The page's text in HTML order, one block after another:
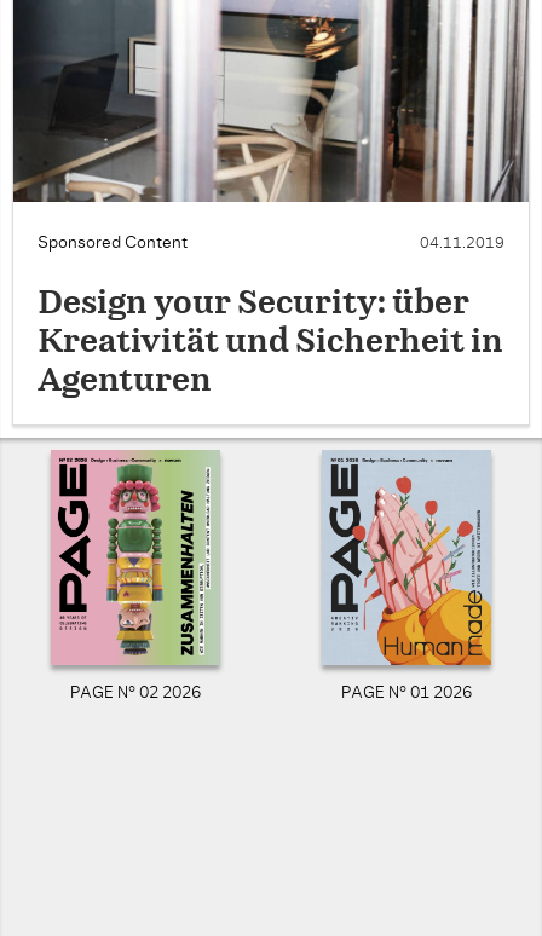
Sponsored Content 04.11.2019
Design your Security: über
Kreativität und Sicherheit in
Agenturen
PAGE N° 02 2026 PAGE N° 01 2026